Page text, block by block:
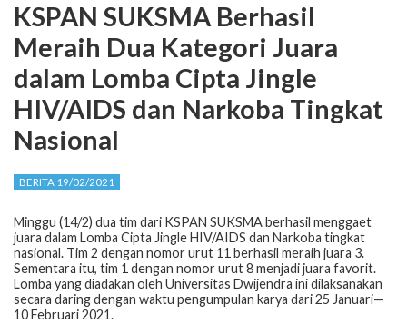
KSPAN SUKSMA Berhasil
Meraih Dua Kategori Juara
dalam Lomba Cipta Jingle
HIV/AIDS dan Narkoba Tingkat
Nasional
BERITA 19/02/2021
Minggu (14/2) dua tim dari KSPAN SUKSMA berhasil menggaet
juara dalam Lomba Cipta Jingle HIV/AIDS dan Narkoba tingkat
nasional. Tim 2 dengan nomor urut 11 berhasil meraih juara 3.
Sementara itu, tim 1 dengan nomor urut 8 menjadi juara favorit.
Lomba yang diadakan oleh Universitas Dwijendra ini dilaksanakan
secara daring dengan waktu pengumpulan karya dari 25 Januari—
10 Februari 2021.